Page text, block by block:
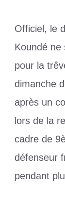
Officiel, le
Koundé ne
pour la
dimanche
après un
lors de la
cadre de
défenseur
pendant